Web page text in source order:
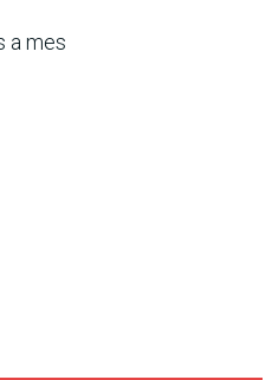
a mes